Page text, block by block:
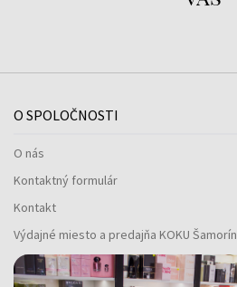
O SPOLOČNOSTI
O nás
Kontaktný formulár
Kontakt
Výdajné miesto a predajňa KOKU Šamorín